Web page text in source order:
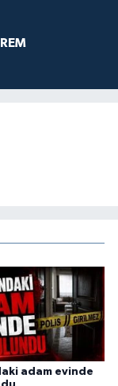
adam evinde